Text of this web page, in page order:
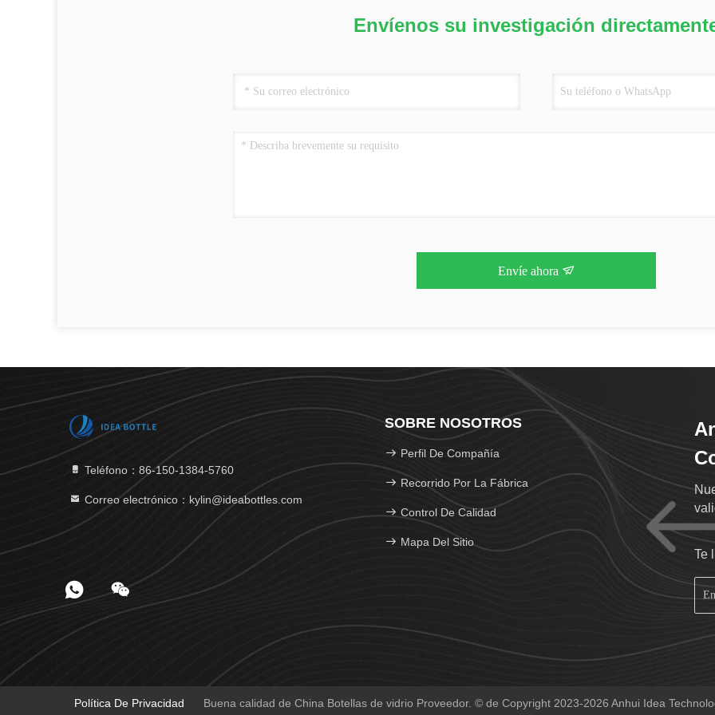
Envíenos su investigación
Envíe ahora
Teléfono：86-150-1384-5760
Correo electrónico：kylin@ideabottles.com
SOBRE NOSOTROS
Perfil De Compañía
Recorrido Por La Fábrica
Control De Calidad
Mapa Del Sitio
Te
Política De Privacidad Buena calidad de China Botellas de vidrio Proveedor. © de Copyright 2023-2026 Anhui Idea